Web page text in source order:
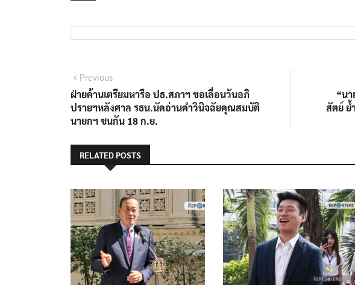
Previous
ฝ่ายค้านเตรียมหารือ ปธ.สภาฯ ขอเลื่อนวันอภิ
ปรายฯหลังศาล รธน.นัดอ่านคำวินิจฉัยคุณสมบัติ
นายกฯ ชนกัน 18 ก.ย.
“น
สัตย์ ย้
RELATED POSTS